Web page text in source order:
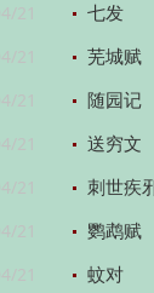
21 七发
21 芜城赋
21 随园记
21 送穷文
21 刺世疾
21 鹦鹉赋
21 蚊对